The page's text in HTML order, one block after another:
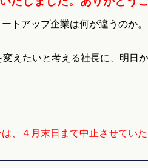
トアップ企業は何が違うのか。
えたいと考える社長に、明日
、４月末日まで中止させていた